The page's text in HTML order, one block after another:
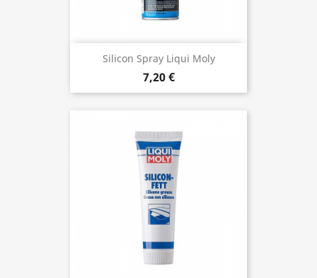
Silicon Spray Liqui Moly
7,20 €